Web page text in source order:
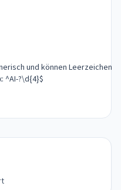
und können Leerzeichen
^AI-?\d{4}$